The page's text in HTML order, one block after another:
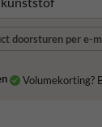
doorsturen per e-
Volumekorting?